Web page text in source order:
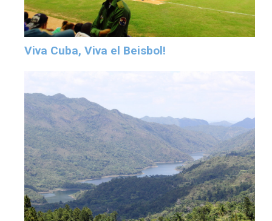
Viva Cuba, Viva el Beisbol!